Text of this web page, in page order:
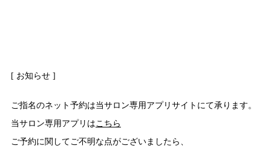
[ お知らせ ]
ご指名のネット予約は当サロン専用アプリサイトにて承ります。
当サロン専用アプリはこちら
ご予約に関してご不明な点がございましたら、